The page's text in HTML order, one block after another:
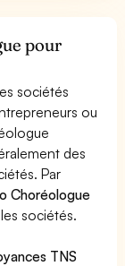
pour
sociétés
ou
des
Par
Choréologue
sociétés.
TNS